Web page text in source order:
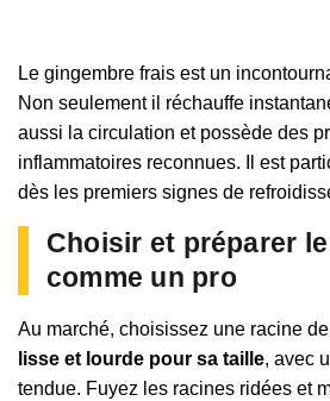
Le gingembre frais est un
Non seulement il réchauffe
aussi la circulation et possède des
inflammatoires reconnues. Il est
dès les premiers signes de
Choisir et préparer
comme un pro
Au marché, choisissez une racine
lisse et lourde pour sa taille, avec
tendue. Fuyez les racines ridées et